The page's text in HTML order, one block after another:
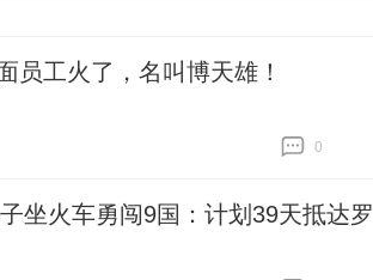
员工火了，名叫博天雄！
0
坐火车勇闯9国：计划39天抵达罗